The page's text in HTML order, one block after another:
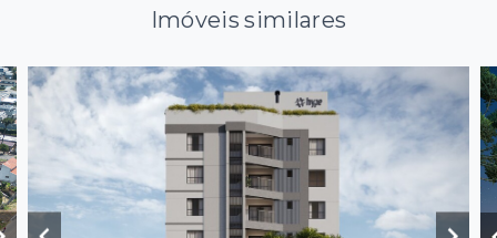
Imóveis similares